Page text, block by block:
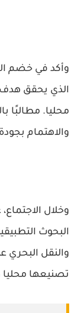
وأكد في خضم
الذي يحقق هدف
محليا. مطالبًا
والاهتمام
وخلال
البحوث
والنقل البحري
تصنيعها محليا